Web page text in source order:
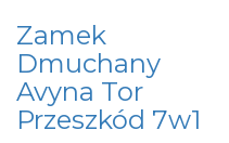
Zamek
Dmuchany
Avyna Tor
Przeszkód 7w1